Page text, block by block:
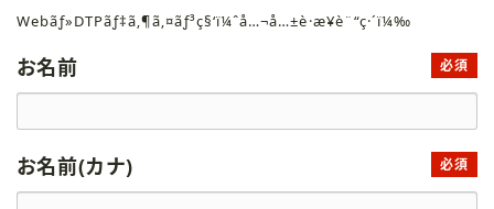
Webãƒ»DTPãƒ‡ã‚¶ã‚¤ãƒ³ç§‘ï¼ˆå…¬å…±è·æ¥­è¨“ç·´ï¼‰
お名前 必須
お名前(カナ) 必須